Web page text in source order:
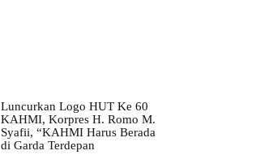
Luncurkan Logo HUT Ke 60
KAHMI, Korpres H. Romo M.
Syafii, “KAHMI Harus Berada
di Garda Terdepan